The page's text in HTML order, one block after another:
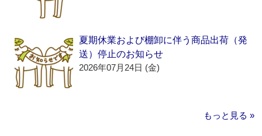
夏期休業および棚卸に伴う商品出荷（発
送）停止のお知らせ
2026年07月24日 (金)
もっと見る »